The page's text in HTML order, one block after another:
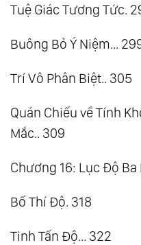
Tuệ Giác Tương Tức.
Buông Bỏ Ý Niệm...
Trí Vô Phân Biệt.. 305
Quán Chiếu về Tính
Mắc.. 309
Chương 16: Lục Độ Ba
Bố Thí Độ. 318
Tinh Tấn Độ... 322